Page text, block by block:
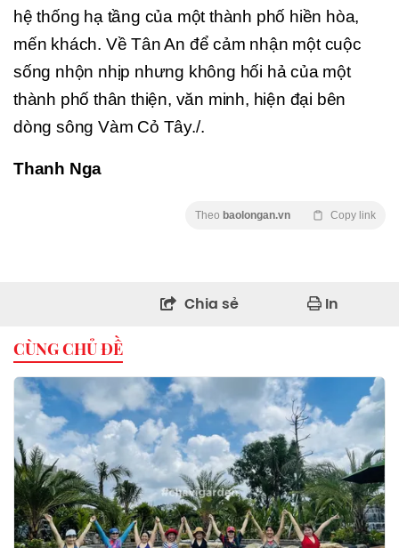
hệ thống hạ tầng của một thành phố hiền hòa,
mến khách. Về Tân An để cảm nhận một cuộc
sống nhộn nhịp nhưng không hối hả của một
thành phố thân thiện, văn minh, hiện đại bên
dòng sông Vàm Cỏ Tây./.
Thanh Nga
Theo baolongan.vn Copy link
Chia sẻ In
CÙNG CHỦ ĐỀ